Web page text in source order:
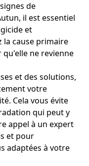
de
il est essentiel
et
la cause primaire
ne revienne
et des solutions,
votre
Cela vous évite
qui peut y
appel à un expert
et pour
adaptées à votre